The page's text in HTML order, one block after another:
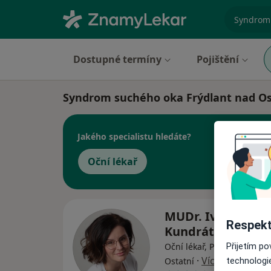
Dostupné termíny Pojištění
Syndrom suchého oka Frýdlant nad
Jakého specialistu hledáte?
Oční lékař
MUDr. Ivana
Kundrátová
Oční lékař, Plastický
Ostatní · Více
Přijetím